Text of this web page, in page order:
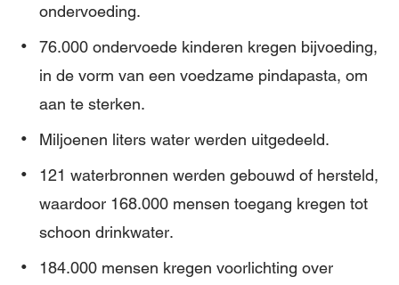
ondervoeding.
76.000 ondervoede kinderen kregen bijvoeding,
in de vorm van een voedzame pindapasta, om
aan te sterken.
Miljoenen liters water werden uitgedeeld.
121 waterbronnen werden gebouwd of hersteld,
waardoor 168.000 mensen toegang kregen tot
schoon drinkwater.
184.000 mensen kregen voorlichting over